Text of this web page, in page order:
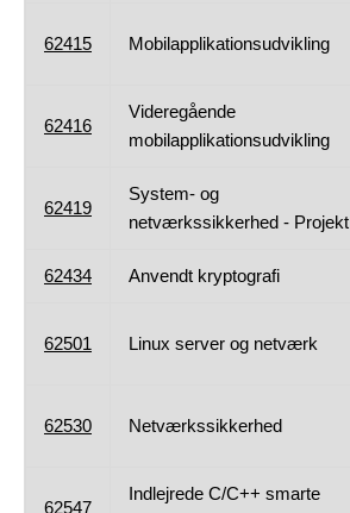
62415 Mobilapplikationsudvikling
62416
Videregående
mobilapplikationsudvikling
62419
System- og
netværkssikkerhed - Projekt
62434 Anvendt kryptografi
62501 Linux server og netværk
62530 Netværkssikkerhed
62547
Indlejrede C/C++ smarte